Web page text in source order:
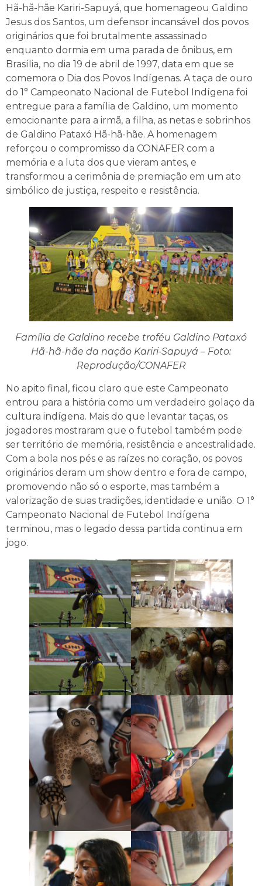
Hã-hã-hãe Kariri-Sapuyá, que homenageou Galdino
Jesus dos Santos, um defensor incansável dos povos
originários que foi brutalmente assassinado
enquanto dormia em uma parada de ônibus, em
Brasília, no dia 19 de abril de 1997, data em que se
comemora o Dia dos Povos Indígenas. A taça de ouro
do 1° Campeonato Nacional de Futebol Indígena foi
entregue para a família de Galdino, um momento
emocionante para a irmã, a filha, as netas e sobrinhos
de Galdino Pataxó Hã-hã-hãe. A homenagem
reforçou o compromisso da CONAFER com a
memória e a luta dos que vieram antes, e
transformou a cerimônia de premiação em um ato
simbólico de justiça, respeito e resistência.
Família de Galdino recebe troféu Galdino Pataxó
Hã-hã-hãe da nação Kariri-Sapuyá – Foto:
Reprodução/CONAFER
No apito final, ficou claro que este Campeonato
entrou para a história como um verdadeiro golaço da
cultura indígena. Mais do que levantar taças, os
jogadores mostraram que o futebol também pode
ser território de memória, resistência e ancestralidade.
Com a bola nos pés e as raízes no coração, os povos
originários deram um show dentro e fora de campo,
promovendo não só o esporte, mas também a
valorização de suas tradições, identidade e união. O 1°
Campeonato Nacional de Futebol Indígena
terminou, mas o legado dessa partida continua em
jogo.